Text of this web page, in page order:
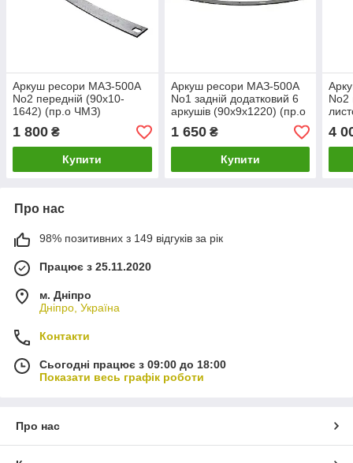
Аркуш ресори МАЗ-500А
No2 передній (90х10-
1642) (пр.о ЧМЗ)
1 800 ₴
Купити
Аркуш ресори МАЗ-500А
No1 задній додатковий 6
аркушів (90х9х1220) (пр.о
КАМАХ)
1 650₴
Купити
No2
4
Про нас
98% позитивних з 149 відгуків за рік
Працює з 25.11.2020
м. Дніпро
Дніпро, Україна
Контакти
Сьогодні працює з 09:00 до 18:00
Показати весь графік роботи
Про нас